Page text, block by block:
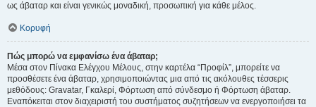
ως άβαταρ και είναι γενικώς μοναδική, προσωπική για κάθε μέλος.
Κορυφή
Πώς μπορώ να εμφανίσω ένα άβαταρ;
Μέσα στον Πίνακα Ελέγχου Μέλους, στην καρτέλα “Προφίλ”, μπορείτε να
προσθέσετε ένα άβαταρ, χρησιμοποιώντας μια από τις ακόλουθες τέσσερις
μεθόδους: Gravatar, Γκαλερί, Φόρτωση από σύνδεσμο ή Φόρτωση άβαταρ.
Εναπόκειται στον διαχειριστή του συστήματος συζητήσεων να ενεργοποιήσει τα